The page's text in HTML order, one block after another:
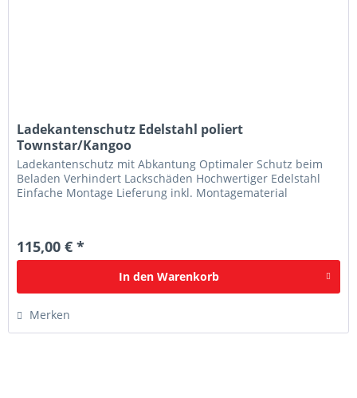
Ladekantenschutz Edelstahl poliert
Townstar/Kangoo
Ladekantenschutz mit Abkantung Optimaler Schutz beim
Beladen Verhindert Lackschäden Hochwertiger Edelstahl
Einfache Montage Lieferung inkl. Montagematerial
115,00 € *
In den Warenkorb
Merken